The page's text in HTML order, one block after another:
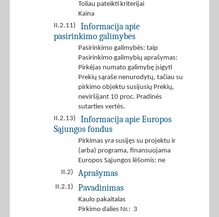
Toliau pateikti kriterijai
Kaina
II.2.11)
Informacija apie
pasirinkimo galimybes
Pasirinkimo galimybės: taip
Pasirinkimo galimybių aprašymas:
Pirkėjas numato galimybę įsigyti
Prekių sąraše nenurodytų, tačiau su
pirkimo objektu susijusių Prekių,
neviršijant 10 proc. Pradinės
sutarties vertės.
II.2.13)
Informacija apie Europos
Sąjungos fondus
Pirkimas yra susijęs su projektu ir
(arba) programa, finansuojama
Europos Sąjungos lėšomis: ne
II.2)
Aprašymas
II.2.1) Pavadinimas
Kaulo pakaitalas
Pirkimo dalies Nr.: 3